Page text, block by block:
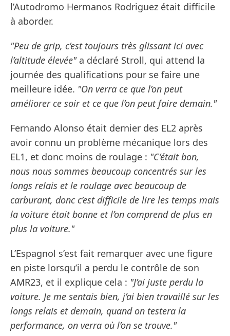
l’Autodromo Hermanos Rodriguez était difficile
à aborder.
"Peu de grip, c’est toujours très glissant ici avec
l’altitude élevée"a déclaré Stroll, qui attend la
journée des qualifications pour se faire une
meilleure idée. "On verra ce que l’on peut
améliorer ce soir et ce que l’on peut faire demain."
Fernando Alonso était dernier des EL2 après
avoir connu un problème mécanique lors des
EL1, et donc moins de roulage : "C’était bon,
nous nous sommes beaucoup concentrés sur les
longs relais et le roulage avec beaucoup de
carburant, donc c’est difficile de lire les temps mais
la voiture était bonne et l’on comprend de plus en
plus la voiture."
L’Espagnol s’est fait remarquer avec une figure
en piste lorsqu’il a perdu le contrôle de son
AMR23, et il explique cela : "J’ai juste perdu la
voiture. Je me sentais bien, j’ai bien travaillé sur les
longs relais et demain, quand on testera la
performance, on verra où l’on se trouve."